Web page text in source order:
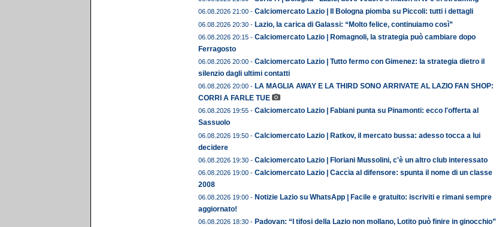
06.08.2026 21:00 - Calciomercato Lazio | Il Bologna piomba su Piccoli: tutti i dettagli
06.08.2026 20:30 - Lazio, la carica di Galassi: “Molto felice, continuiamo così”
06.08.2026 20:15 - Calciomercato Lazio | Romagnoli, la strategia può cambiare dopo
Ferragosto
06.08.2026 20:00 - Calciomercato Lazio | Tutto fermo con Gimenez: la strategia dietro il
silenzio dagli ultimi contatti
06.08.2026 20:00 - LA MAGLIA AWAY E LA THIRD SONO ARRIVATE AL LAZIO FAN SHOP:
CORRI A FARLE TUE
06.08.2026 19:55 - Calciomercato Lazio | Fabiani punta su Pinamonti: ecco l'offerta al
Sassuolo
06.08.2026 19:50 - Calciomercato Lazio | Ratkov, il mercato bussa: adesso tocca a lui
decidere
06.08.2026 19:30 - Calciomercato Lazio | Floriani Mussolini, c'è un altro club interessato
06.08.2026 19:00 - Calciomercato Lazio | Caccia al difensore: spunta il nome di un classe
2008
06.08.2026 19:00 - Notizie Lazio su WhatsApp | Facile e gratuito: iscriviti e rimani sempre
aggiornato!
06.08.2026 18:30 - Padovan: “I tifosi della Lazio non mollano, Lotito può finire in ginocchio”